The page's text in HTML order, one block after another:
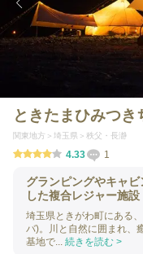
ときたまひみつき
関東地方 埼玉県 秩父・長瀞
4.33 1
グランピングやキャ
した複合レジャー施設
埼玉県ときがわ町にある
バ)。川と自然に囲まれ、
基地で... 続きを読む >